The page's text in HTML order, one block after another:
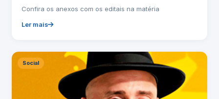
Confira os anexos com os editais na matéria
Ler mais
Social